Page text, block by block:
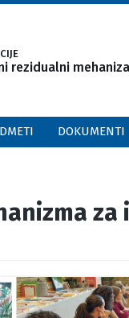
rezidualni
DOKUMENTI